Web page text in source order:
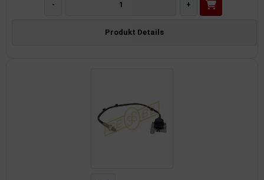
- +
Produkt Details